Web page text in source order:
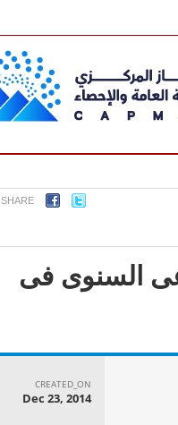
SHARE
السنوى فى
CREATED_ON
Dec 23, 2014